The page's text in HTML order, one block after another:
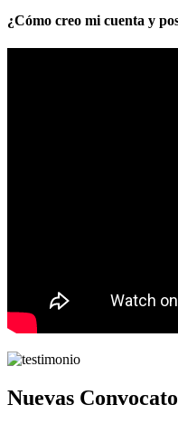
¿Cómo creo mi cuenta y
Nuevas